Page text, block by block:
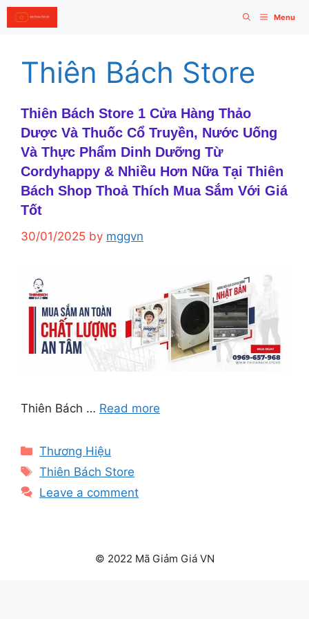
Skip
to
Menu
Thiên Bách Store
Thiên Bách Store 1 Cửa Hàng Thảo
Dược Và Thuốc Cổ Truyền, Nước Uống
Và Thực Phẩm Dinh Dưỡng Từ
Cordyhappy & Nhiều Hơn Nữa Tại Thiên
Bách Shop Thoả Thích Mua Sắm Với Giá
Tốt
30/01/2025 by mggvn
Thiên Bách … Read more
Categories
Thương Hiệu
Tags
Thiên Bách Store
Leave a comment
© 2022 Mã Giảm Giá VN